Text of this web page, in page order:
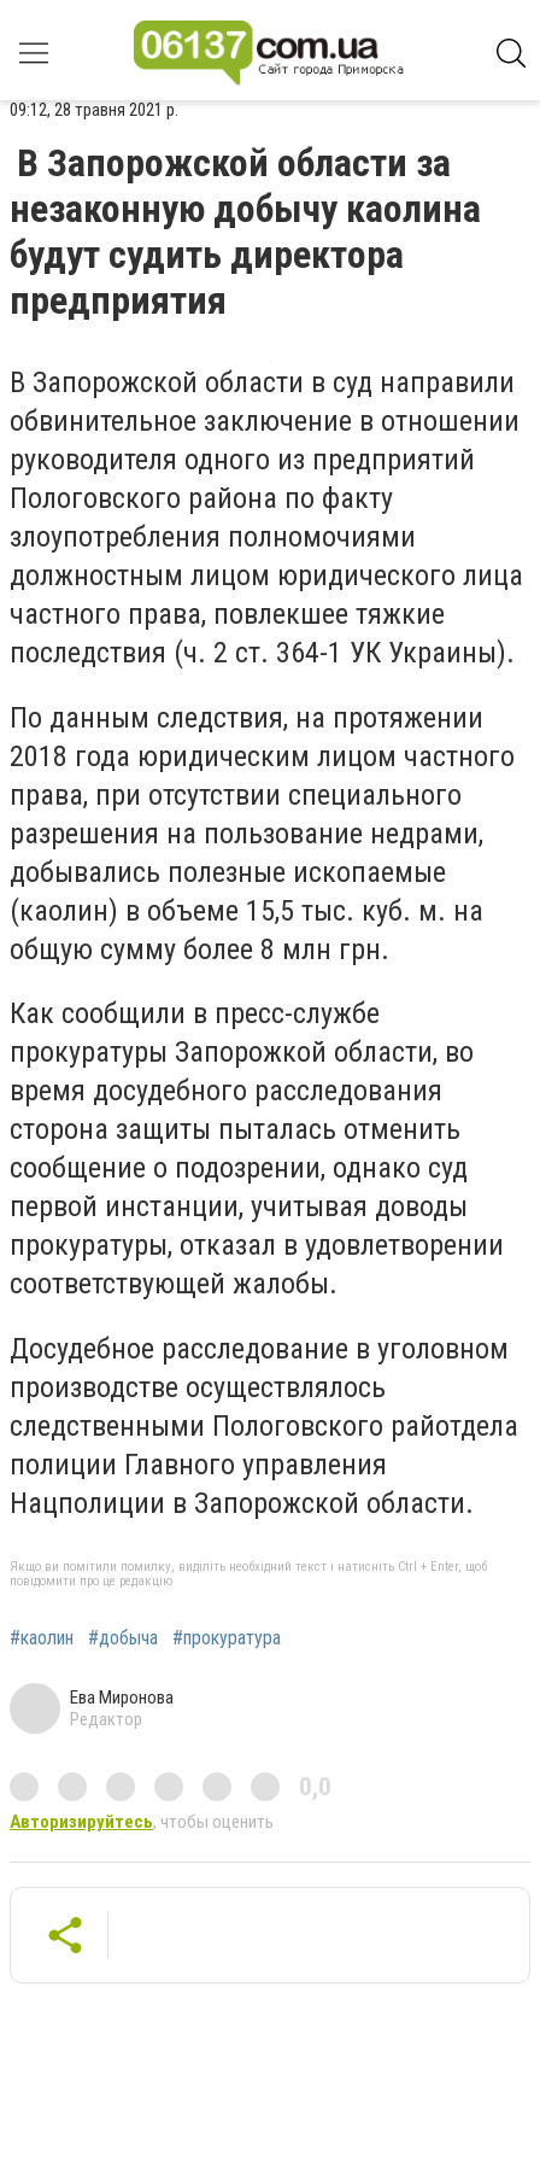
09:12, 28 травня 2021 р.
В Запорожской области за
незаконную добычу каолина
будут судить директора
предприятия
В Запорожской области в суд направили
обвинительное заключение в отношении
руководителя одного из предприятий
Пологовского района по факту
злоупотребления полномочиями
должностным лицом юридического лица
частного права, повлекшее тяжкие
последствия (ч. 2 ст. 364-1 УК Украины).
По данным следствия, на протяжении
2018 года юридическим лицом частного
права, при отсутствии специального
разрешения на пользование недрами,
добывались полезные ископаемые
(каолин) в объеме 15,5 тыс. куб. м. на
общую сумму более 8 млн грн.
Как сообщили в пресс-службе
прокуратуры Запорожкой области, во
время досудебного расследования
сторона защиты пыталась отменить
сообщение о подозрении, однако суд
первой инстанции, учитывая доводы
прокуратуры, отказал в удовлетворении
соответствующей жалобы.
Досудебное расследование в уголовном
производстве осуществлялось
следственными Пологовского райотдела
полиции Главного управления
Нацполиции в Запорожской области.
Якщо ви помітили помилку, виділіть необхідний текст і натисніть Ctrl + Enter, щоб
повідомити про це редакцію
#каолин #добыча #прокуратура
Ева Миронова
Редактор
0,0
Авторизируйтесь, чтобы оценить